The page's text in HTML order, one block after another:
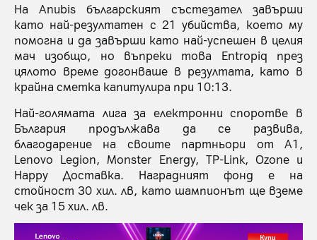
На Anubis българският състезател завърши
като най-резултатен с 21 убийства, което му
помогна и да завърши като най-успешен в целия
мач изобщо, но въпреки това Entropiq през
цялото време догонваше в резултата, като в
крайна сметка капитулира при 10:13.
Най-голямата лига за електронни споротве в
България продължава да се развива,
благодарение на своите партньори от A1,
Lenovo Legion, Monster Energy, TP-Link, Ozone и
Happy Доставка. Наградният фонд е на
стойност 30 хил. лв, като шампионът ще вземе
чек за 15 хил. лв.